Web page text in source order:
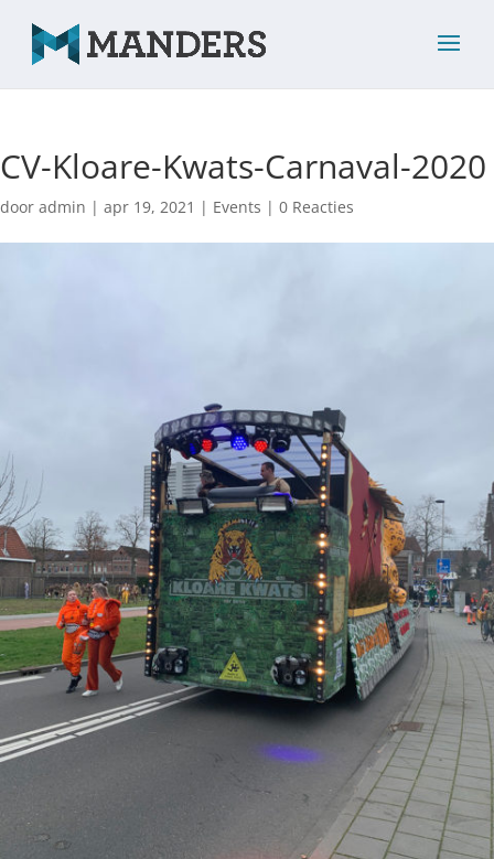
CV-Kloare-Kwats-Carnaval-2020
door admin | apr 19, 2021 | Events | 0 Reacties